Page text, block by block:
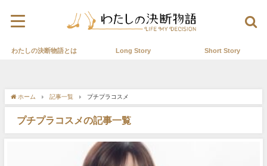
わたしの決断物語とは Long Story Short Story
ホーム 記事一覧 プチプラコスメ
プチプラコスメの記事一覧